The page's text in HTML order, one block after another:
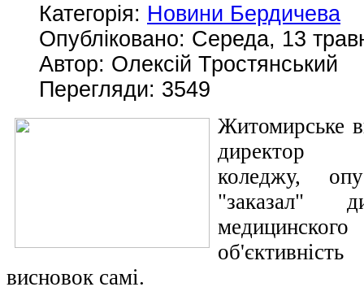
Категорія: Новини Бердичева
Опубліковано: Середа, 13
Автор: Олексій Тростянський
Перегляди: 3549
Житомирське
коледжу,
"заказал"
висновок самі.